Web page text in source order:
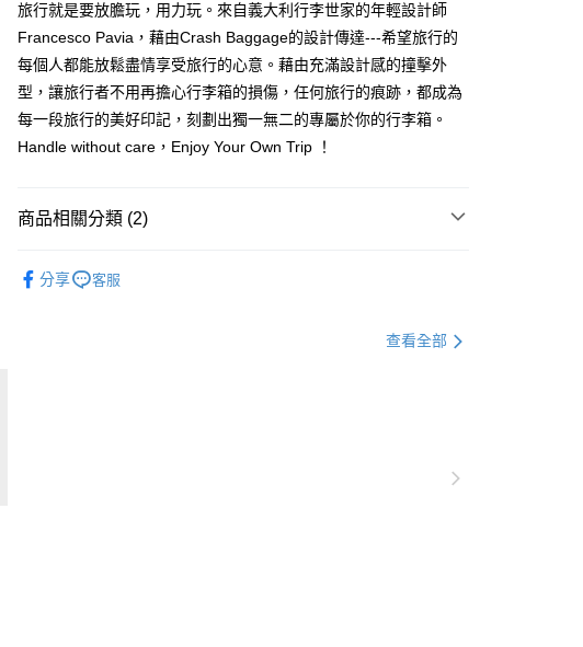
旅行就是要放膽玩，用力玩。來自義大利行李世家的年輕設計師
Francesco Pavia，藉由Crash Baggage的設計傳達---希望旅行的
每個人都能放鬆盡情享受旅行的心意。藉由充滿設計感的撞擊外
型，讓旅行者不用再擔心行李箱的損傷，任何旅行的痕跡，都成為
每一段旅行的美好印記，刻劃出獨一無二的專屬於你的行李箱。
Handle without care，Enjoy Your Own Trip ！
商品相關分類 (2)
分享 客服
查看全部